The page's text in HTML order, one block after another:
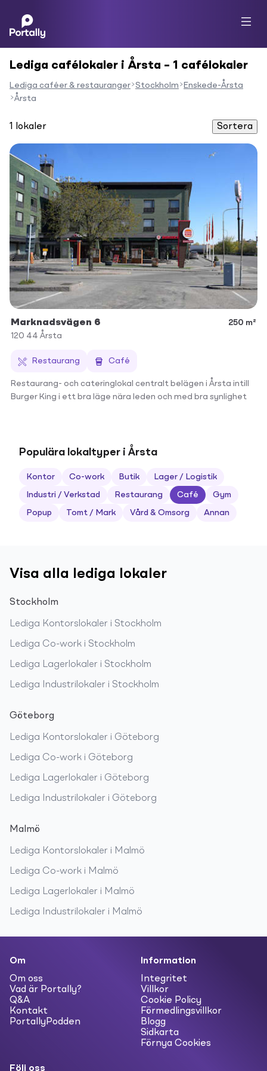
Lediga cafélokaler i Årsta – 1 cafélokaler
Lediga caféer & restauranger Stockholm
Enskede-Årsta
Årsta
1 lokaler Sortera
Marknadsvägen 6
250 m²
120 44 Årsta
Restaurang Café
Restaurang- och cateringlokal centralt belägen i Årsta intill
Burger King i ett bra läge nära leden och med bra synlighet
Populära lokaltyper i Årsta
Kontor Co-work Butik Lager / Logistik
Industri / Verkstad Restaurang Café Gym
Popup Tomt / Mark Vård & Omsorg Annan
Visa alla lediga lokaler
Stockholm
Lediga Kontorslokaler i Stockholm
Lediga Co-work i Stockholm
Lediga Lagerlokaler i Stockholm
Lediga Industrilokaler i Stockholm
Göteborg
Lediga Kontorslokaler i Göteborg
Lediga Co-work i Göteborg
Lediga Lagerlokaler i Göteborg
Lediga Industrilokaler i Göteborg
Malmö
Lediga Kontorslokaler i Malmö
Lediga Co-work i Malmö
Lediga Lagerlokaler i Malmö
Lediga Industrilokaler i Malmö
Om
Om oss
Vad är Portally?
Q&A
Kontakt
PortallyPodden
Information
Integritet
Villkor
Cookie Policy
Förmedlingsvillkor
Blogg
Sidkarta
Förnya Cookies
Följ oss